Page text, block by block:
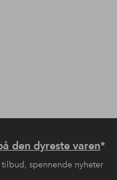
den dyreste varen*
tilbud, spennende nyheter